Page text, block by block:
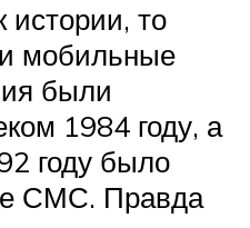
истории, то
мобильные
были
1984 году, а
году было
СМС. Правда